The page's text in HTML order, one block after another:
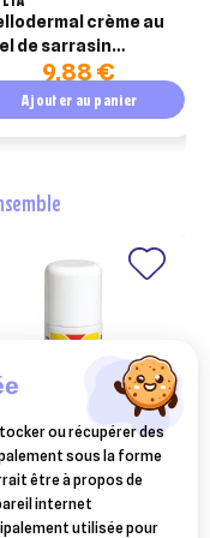
crème au
de sarrasin
15ml
9,88 €
Ajouter au panier
210 ml
ou récupérer des
sous la forme
être à propos de
internet
utilisée pour